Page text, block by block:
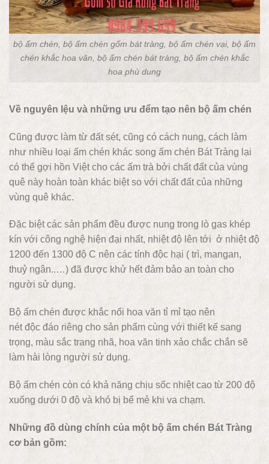
bộ ấm chén, bộ ấm chén gốm bát tràng, bộ ấm chén vại, bộ ấm
chén khắc hoa văn, bộ ấm chén bát tràng, bộ ấm chén khắc
hoa phù dung
Về nguyên lệu và những ưu đểm tạo nên bộ ấm chén
Cũng được làm từ đất sét, cũng có cách nung, cách làm
như nhiều loại ấm chén khác song ấm chén Bát Tràng lại
có thể gợi hồn Việt cho các ấm trà bởi chất đất của vùng
quê này hoàn toàn khác biệt so với chất đất của những
vùng quê khác.
Đặc biệt các sản phẩm đều được nung trong lò gas khép
kín với công nghệ hiện đại nhất, nhiệt độ lên tới ở nhiệt độ
1200 đến 1300 độ C nên các tính độc hại ( trì, mangan,
thuỷ ngân..…) đã được khử hết đảm bảo an toàn cho
người sử dụng.
Bộ ấm chén được khắc nổi hoa văn tỉ mỉ tạo nên
nét độc đáo riêng cho sản phẩm cùng với thiết kế sang
trọng, màu sắc trang nhã, hoa văn tinh xảo chắc chắn sẽ
làm hài lòng người sử dụng.
Bộ ấm chén còn có khả năng chịu sốc nhiệt cao từ 200 độ
xuống dưới 0 độ và khó bị bể mẻ khi va chạm.
Những đồ dùng chính của một bộ ấm chén Bát Tràng
cơ bản gồm: